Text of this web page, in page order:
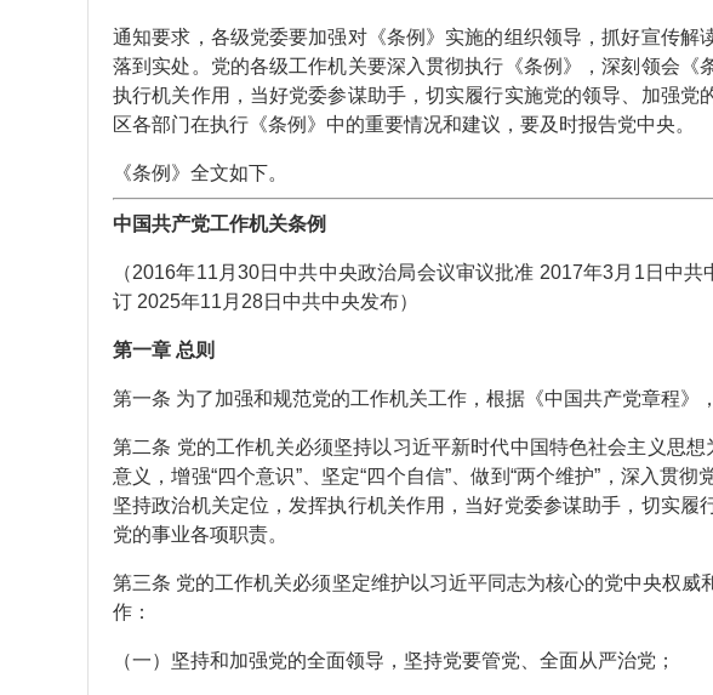
通知要求，各级党委要加强对《条例》实施的组织领导，抓好宣传解
落到实处。党的各级工作机关要深入贯彻执行《条例》，深刻领会《
执行机关作用，当好党委参谋助手，切实履行实施党的领导、加强党
区各部门在执行《条例》中的重要情况和建议，要及时报告党中央。
《条例》全文如下。
中国共产党工作机关条例
（2016年11月30日中共中央政治局会议审议批准 2017年3月1日中
订 2025年11月28日中共中央发布）
第一章 总则
第一条 为了加强和规范党的工作机关工作，根据《中国共产党章程》
第二条 党的工作机关必须坚持以习近平新时代中国特色社会主义思想
意义，增强“四个意识”、坚定“四个自信”、做到“两个维护”，深入贯
坚持政治机关定位，发挥执行机关作用，当好党委参谋助手，切实履
党的事业各项职责。
第三条 党的工作机关必须坚定维护以习近平同志为核心的党中央权威
作：
（一）坚持和加强党的全面领导，坚持党要管党、全面从严治党；